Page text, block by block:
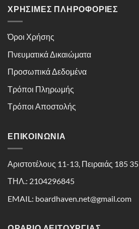
ΧΡΉΣΙΜΕΣ ΠΛΗΡΟΦΟΡΊΕΣ
Όροι Χρήσης
Πνευματικά Δικαιώματα
Προσωπικά Δεδομένα
Τρόποι Πληρωμής
Τρόποι Αποστολής
ΕΠΙΚΟΙΝΩΝΊΑ
Αριστοτέλους 11-13, Πειραιάς 185 35
ΤΗΛ.: 2104296845
EMAIL: boardhaven.net@gmail.com